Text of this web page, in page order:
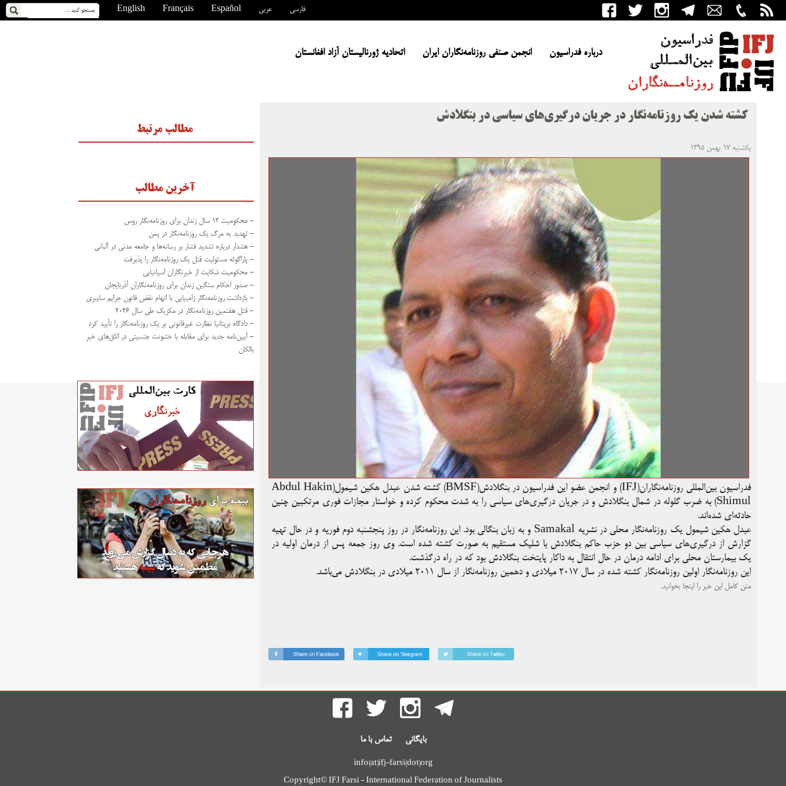
English Français Español عربی فارسی
درباره فدراسیون انجمن صنفی روزنامه‌نگاران ایران اتحادیه ژورنالیستان آزاد افغانستان
کشته شدن یک روزنامه‌نگار در جریان درگیری‌های سیاسی در بنگلادش
یکشنبه ۱۷ بهمن ۱۳۹۵
فدراسیون بین‌المللی روزنامه‌نگاران(IFJ) و انجمن عضو این فدراسیون در بنگلادش(BMSF) کشته شدن عبدل هکین شیمول(Abdul Hakin
Shimul) به ضرب گلوله در شمال بنگلادش و در جریان درگیری‌های سیاسی را به شدت محکوم کرده و خواستار مجازات فوری مرتکبین چنین
حادثه‌ای شده‌اند.
عبدل هکین شیمول یک روزنامه‌نگار محلی در نشریه Samakal و به زبان بنگالی بود. این روزنامه‌نگار در روز پنجشنبه دوم فوریه و در حال تهیه
گزارش از درگیری‌های سیاسی بین دو حزب حاکم بنگلادش با شلیک مستقیم به صورت کشته ‌شده است. وی روز جمعه پس از درمان اولیه در
یک بیمارستان محلی برای ادامه درمان در حال انتقال به داکار پایتخت بنگلادش بود که در راه درگذشت.
این روزنامه‌نگار اولین روزنامه‌نگار کشته شده در سال ۲۰۱۷ میلادی و دهمین روزنامه‌نگار از سال ۲۰۱۱ میلادی در بنگلادش می‌باشد.
متن کامل این خبر رااینجا بخوانید.
مطالب مرتبط
آخرین مطالب
- محکومیت ۱۲ سال زندان برای روزنامه‌نگار روس
- تهدید به مرگ یک روزنامه‌نگار در یمن
- هشدار درباره تشدید فشار بر رسانه‌ها و جامعه مدنی در آلبانی
- پاراگوئه مسئولیت قتل یک روزنامه‌نگار را پذیرفت
- محکومیت شکایت از خبرنگاران اسپانیایی
- صدور احکام سنگین زندان برای روزنامه‌نگاران آذربایجان
- بازداشت روزنامه‌نگار زامبیایی با اتهام نقض قانون جرایم سایبری
- قتل هفتمین روزنامه‌نگار در مکزیک طی سال ۲۰۲۶
- دادگاه بریتانیا نظارت غیرقانونی بر یک روزنامه‌نگار را تأیید کرد
- آیین‌نامه جدید برای مقابله با خشونت جنسیتی در اتاق‌های خبر
بالکان
بایگانی تماس با ما
info(at)ifj-farsi(dot)org
Copyright© IFJ Farsi - International Federation of Journalists